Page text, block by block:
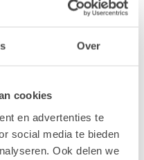
Over
cookies
en advertenties te
social media te bieden
Ook delen we
€4,78
€3,82
€4,78
€3,82